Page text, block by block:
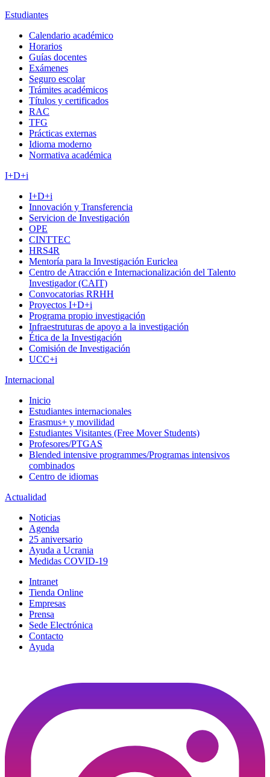
Estudiantes
Calendario académico
Horarios
Guías docentes
Exámenes
Seguro escolar
Trámites académicos
Títulos y certificados
RAC
TFG
Prácticas externas
Idioma moderno
Normativa académica
I+D+i
I+D+i
Innovación y Transferencia
Servicion de Investigación
OPE
CINTTEC
HRS4R
Mentoría para la Investigación Euriclea
Centro de Atracción e Internacionalización del Talento
Investigador (CAIT)
Convocatorias RRHH
Proyectos I+D+i
Programa propio investigación
Infraestruturas de apoyo a la investigación
Ética de la Investigación
Comisión de Investigación
UCC+i
Internacional
Inicio
Estudiantes internacionales
Erasmus+ y movilidad
Estudiantes Visitantes (Free Mover Students)
Profesores/PTGAS
Blended intensive programmes/Programas intensivos
combinados
Centro de idiomas
Actualidad
Noticias
Agenda
25 aniversario
Ayuda a Ucrania
Medidas COVID-19
Intranet
Tienda Online
Empresas
Prensa
Sede Electrónica
Contacto
Ayuda